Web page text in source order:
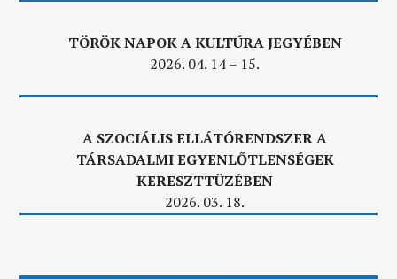
TÖRÖK NAPOK A KULTÚRA JEGYÉBEN
2026. 04. 14 – 15.
A SZOCIÁLIS ELLÁTÓRENDSZER A
TÁRSADALMI EGYENLŐTLENSÉGEK
KERESZTTÜZÉBEN
2026. 03. 18.